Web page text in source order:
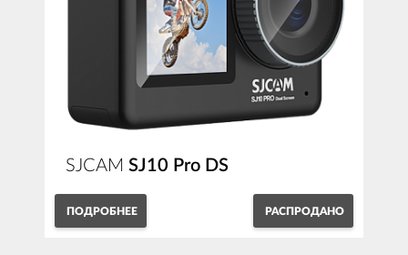
SJCAM SJ10 Pro DS
ПОДРОБНЕЕ РАСПРОДАНО